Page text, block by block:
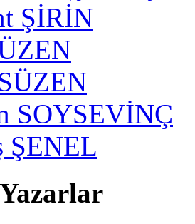
ŞİRİN
SOYSEVİNÇ
ŞENEL